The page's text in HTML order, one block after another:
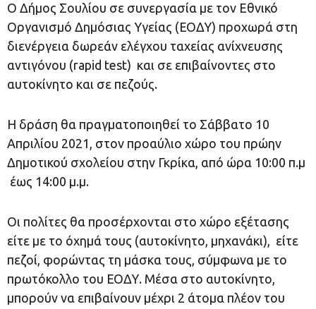
Ο Δήμος Σουλίου σε συνεργασία με τον Εθνικό
Οργανισμό Δημόσιας Υγείας (ΕΟΔΥ) προχωρά στη
διενέργεια δωρεάν ελέγχου ταχείας ανίχνευσης
αντιγόνου (rapid test) και σε επιβαίνοντες στο
αυτοκίνητο και σε πεζούς.
Η δράση θα πραγματοποιηθεί το Σάββατο 10
Απριλίου 2021, στον προαύλιο χώρο του πρώην
Δημοτικού σχολείου στην Γκρίκα, από ώρα 10:00 π.μ
έως 14:00 μ.μ.
Οι πολίτες θα προσέρχονται στο χώρο εξέτασης
είτε με το όχημά τους (αυτοκίνητο, μηχανάκι), είτε
πεζοί, φορώντας τη μάσκα τους, σύμφωνα με το
πρωτόκολλο του ΕΟΔΥ. Μέσα στο αυτοκίνητο,
μπορούν να επιβαίνουν μέχρι 2 άτομα πλέον του